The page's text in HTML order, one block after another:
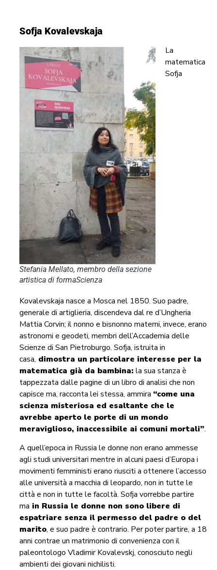
Sofja Kovalevskaja
Stefania Mellato, membro della sezione
artistica di formaScienza
La
matematica
Sofja
Kovalevskaja nasce a Mosca nel 1850. Suo padre,
generale di artiglieria, discendeva dal re d’Ungheria
Mattia Corvin; il nonno e bisnonno materni, invece, erano
astronomi e geodeti, membri dell’Accademia delle
Scienze di San Pietroburgo. Sofja, istruita in
casa, dimostra un particolare interesse per la
matematica già da bambina: la sua stanza è
tappezzata dalle pagine di un libro di analisi che non
capisce ma, racconta lei stessa, ammira “come una
scienza misteriosa ed esaltante che le
avrebbe aperto le porte di un mondo
meraviglioso, inaccessibile ai comuni mortali”.
A quell’epoca in Russia le donne non erano ammesse
agli studi universitari mentre in alcuni paesi d’Europa i
movimenti femministi erano riusciti a ottenere l’accesso
alle università a macchia di leopardo, non in tutte le
città e non in tutte le facoltà. Sofja vorrebbe partire
ma in Russia le donne non sono libere di
espatriare senza il permesso del padre o del
marito, e suo padre è contrario. Per poter partire, a 18
anni contrae un matrimonio di convenienza con il
paleontologo Vladimir Kovalevskj, conosciuto negli
ambienti dei giovani nichilisti.